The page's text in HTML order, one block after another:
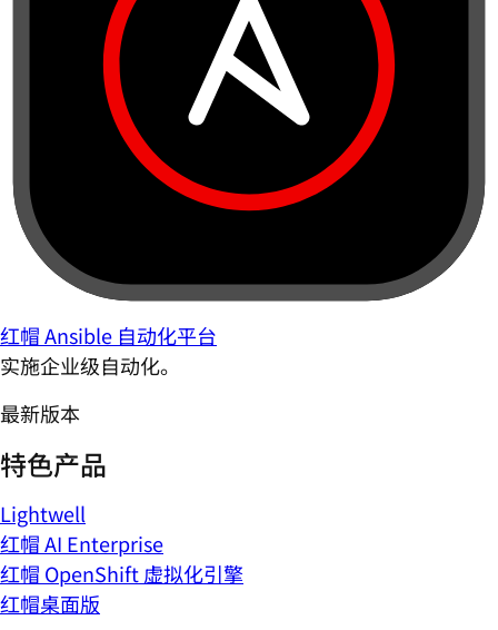
红帽 Ansible 自动化平台
实施企业级自动化。
最新版本
特色产品
Lightwell
红帽 AI Enterprise
红帽 OpenShift 虚拟化引擎
红帽桌面版